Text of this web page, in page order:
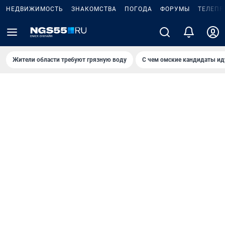
НЕДВИЖИМОСТЬ ЗНАКОМСТВА ПОГОДА ФОРУМЫ
Жители области требуют грязную воду С чем омские кандидаты